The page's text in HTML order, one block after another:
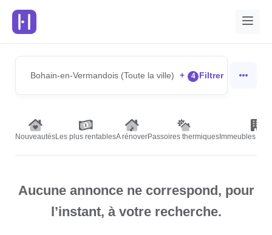
Bohain-en-Vermandois (Toute la ville) + 4 Filtrer
NouveautésLes plus rentablesA rénoverPassoires thermiques Immeubles de
Aucune annonce ne correspond, pour
l’instant, à votre recherche.